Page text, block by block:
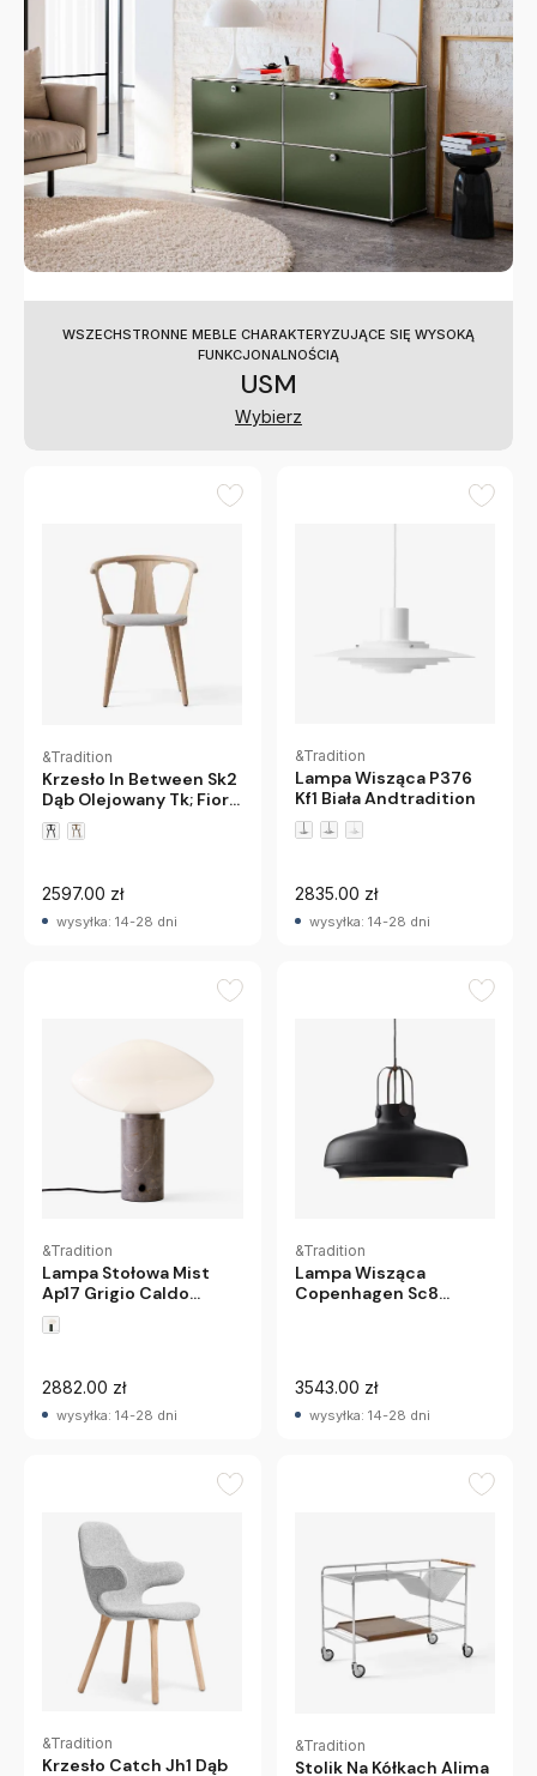
WSZECHSTRONNE MEBLE CHARAKTERYZUJĄCE SIĘ WYSOKĄ
FUNKCJONALNOŚCIĄ
USM
Wybierz
&Tradition
Krzesło In Between Sk2
Dąb Olejowany Tk; Fiord
251 Andtradition
2597.00 zł
wysyłka: 14-28 dni
&Tradition
Lampa Wisząca P376
Kf1 Biała Andtradition
2835.00 zł
wysyłka: 14-28 dni
&Tradition
Lampa Stołowa Mist
Ap17 Grigio Caldo
Andtradition
2882.00 zł
wysyłka: 14-28 dni
&Tradition
Lampa Wisząca
Copenhagen Sc8
3543.00 zł
wysyłka: 14-28 dni
&Tradition
Krzesło Catch Jh1 Dąb
&Tradition
Stolik Na Kółkach Alima